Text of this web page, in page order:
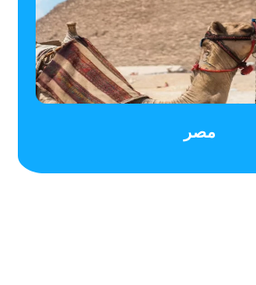
مصر